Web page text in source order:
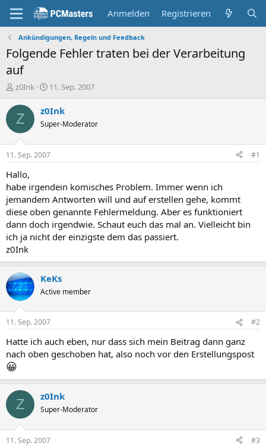
Anmelden Registrieren
Ankündigungen, Regeln und Feedback
Folgende Fehler traten bei der Verarbeitung
auf
E
s
t
e
r
z0Ink
E
s
e
l
t
m
11. Sep. 2007
Z z0Ink
Super-Moderator
11. Sep. 2007 #1
Hallo,
habe irgendein komisches Problem. Immer wenn ich
jemandem Antworten will und auf erstellen gehe, kommt
diese oben genannte Fehlermeldung. Aber es funktioniert
dann doch irgendwie. Schaut euch das mal an. Vielleicht bin
ich ja nicht der einzigste dem das passiert.
z0Ink
KeKs
Active member
11. Sep. 2007 #2
Hatte ich auch eben, nur dass sich mein Beitrag dann ganz
nach oben geschoben hat, also noch vor den Erstellungspost
😀
Z z0Ink
Super-Moderator
11. Sep. 2007 #3